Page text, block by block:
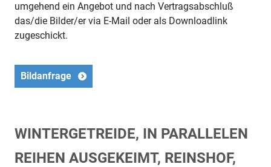
umgehend ein Angebot und nach Vertragsabschluß
das/die Bilder/er via E-Mail oder als Downloadlink
zugeschickt.
Bildanfrage
WINTERGETREIDE, IN PARALLELEN
REIHEN AUSGEKEIMT, REINSHOF,